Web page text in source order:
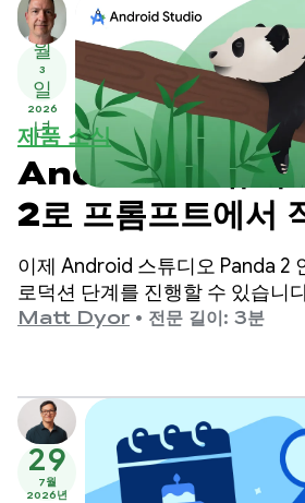
3
월
3
일
2026
년
제품 소식
Android 스튜디
2로 프롬프트에서
타입으로 이동
이제 Android 스튜디오 Panda 2
로덕션 단계를 진행할 수 있습니
Matt Dyor • 전문 길이: 3분
29
7월
2026년